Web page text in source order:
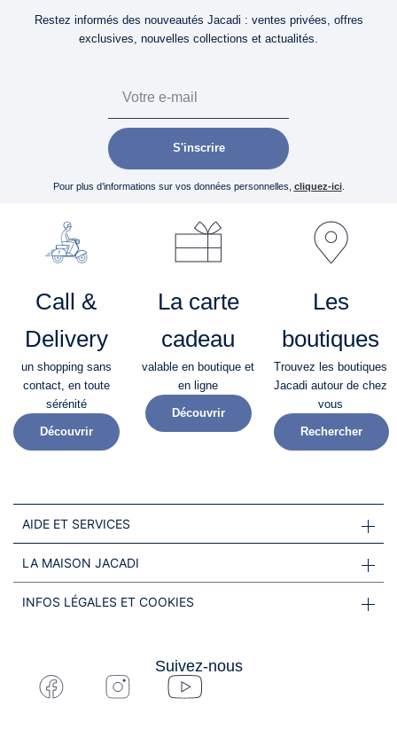
Restez informés des nouveautés Jacadi : ventes privées, offres
exclusives, nouvelles collections et actualités.
S'inscrire
Pour plus d’informations sur vos données personnelles, cliquez-ici.
Call &
Delivery
un shopping sans
contact, en toute
sérénité​
Découvrir
La carte
cadeau
valable en boutique et
en ligne
Découvrir
Les
boutiques
Trouvez les boutiques
Jacadi autour de chez
vous
Rechercher
AIDE ET SERVICES
LA MAISON JACADI
INFOS LÉGALES ET COOKIES
Suivez-nous